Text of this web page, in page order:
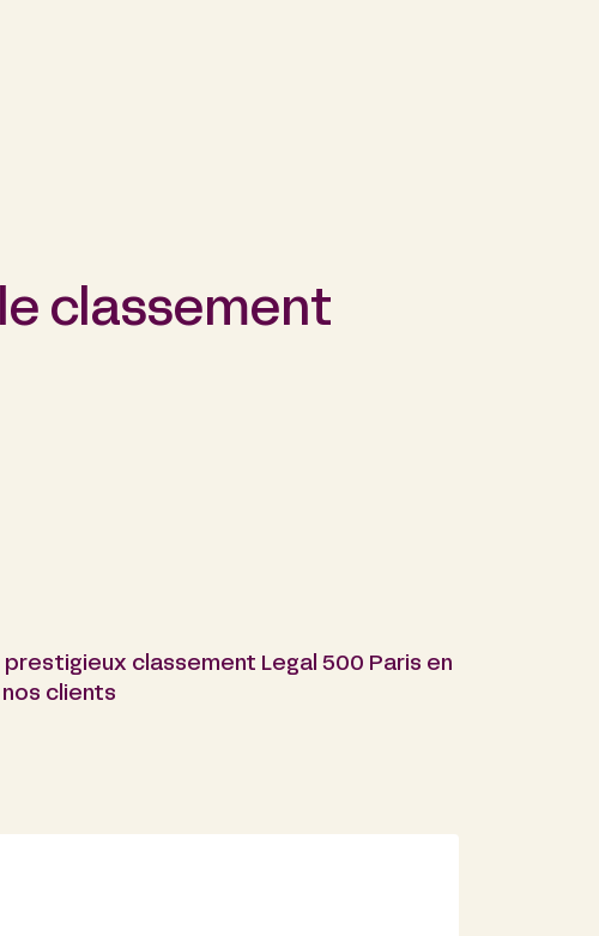
classement
classement Legal 500 Paris en
clients